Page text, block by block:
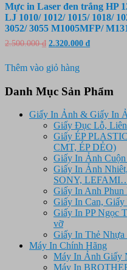
Mực in Laser đen trắng HP
LJ 1010/ 1012/ 1015/ 1018/
3052/ 3055 M1005MFP/
2.500.000₫ Giá
là:
2.500.000 ₫.
2.320.000 ₫Giá
Thêm vào giỏ hàng
Danh Mục Sản Phẩm
Giấy In Ảnh & Giấy In
Giấy Đục Lỗ,
Giấy ÉP
CMT, ÉP DẺO)
Giấy In Ảnh
Giấy In Ảnh
SONY,
Giấy In Anh Phun
Giấy In Can, Giấy
Giấy In PP Ngọc
vỡ
Giấy In Thẻ Nhựa
Máy In Chính Hãng
Máy In Ảnh Giấy
Máy In